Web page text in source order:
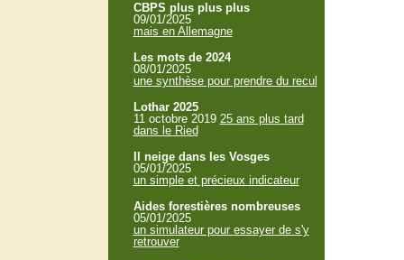
CBPS plus plus plus
09/01/2025
mais en Allemagne
Les mots de 2024
08/01/2025
une synthèse pour prendre du recul
Lothar 2025
11 octobre 2019 25 ans plus tard
dans le Ried
Il neige dans les Vosges
05/01/2025
un simple et précieux indicateur
Aides forestières nombreuses
05/01/2025
un simulateur pour essayer de s'y
retrouver